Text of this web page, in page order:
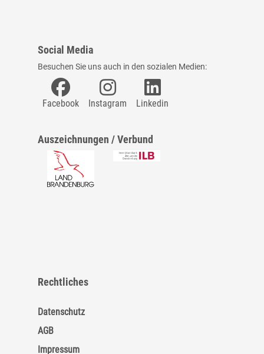
Social Media
Besuchen Sie uns auch in den sozialen Medien:
Facebook Instagram Linkedin
Auszeichnungen / Verbund
Rechtliches
Datenschutz
AGB
Impressum